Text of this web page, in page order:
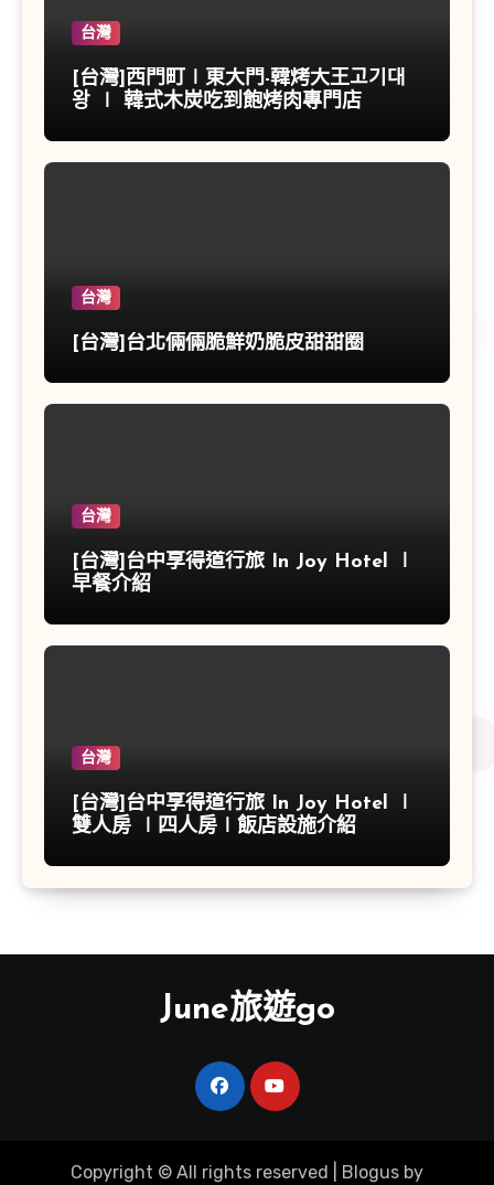
台灣
[台灣]西門町∣東大門-韓烤大王고기대
왕 ∣ 韓式木炭吃到飽烤肉專門店
台灣
[台灣]台北倆倆脆鮮奶脆皮甜甜圈
台灣
[台灣]台中享得道行旅 In Joy Hotel ∣
早餐介紹
台灣
[台灣]台中享得道行旅 In Joy Hotel ∣
雙人房 ∣四人房∣飯店設施介紹
June旅遊go
Copyright © All rights reserved Blogus by